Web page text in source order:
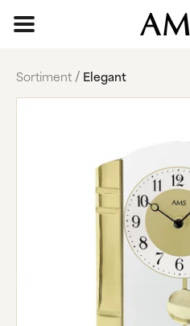
SORTIMENT
KLASSISCH
Sortiment Elegant